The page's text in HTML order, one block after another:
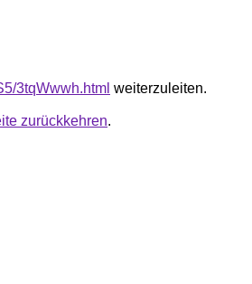
3tqWwwh.html weiterzuleiten.
zurückkehren.